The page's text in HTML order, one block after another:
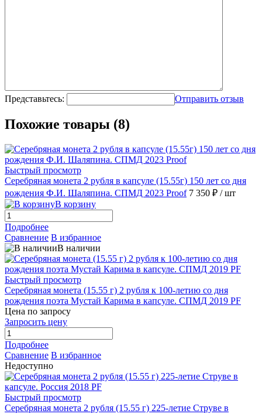
Представьтесь: Отправить отзыв
Похожие товары (8)
Быстрый просмотр
Серебряная монета 2 рубля в капсуле (15.55г) 150 лет со дня
рождения Ф.И. Шаляпина. СПМД 2023 Proof 7 350 ₽ / шт
В корзину
Подробнее
Сравнение В избранное
В наличии
Быстрый просмотр
Серебряная монета (15.55 г) 2 рубля к 100-летию со дня
рождения поэта Мустай Карима в капсуле. СПМД 2019 PF
Цена по запросу
Запросить цену
Подробнее
Сравнение В избранное
Недоступно
Быстрый просмотр
Серебряная монета 2 рубля (15.55 г) 225-летие Струве в